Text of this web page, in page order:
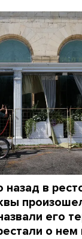
в
его
о нем